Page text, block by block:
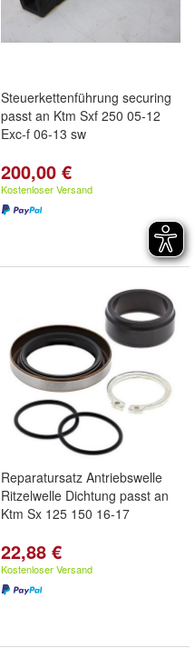
Steuerkettenführung securing
passt an Ktm Sxf 250 05-12
Exc-f 06-13 sw
200,00 €
Kostenloser Versand
Reparatursatz Antriebswelle
Ritzelwelle Dichtung passt an
Ktm Sx 125 150 16-17
22,88 €
Kostenloser Versand